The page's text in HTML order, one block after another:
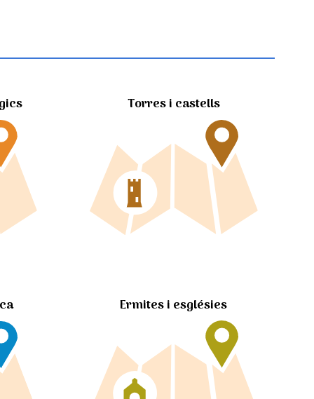
Torres i castells
Ermites i esglésies